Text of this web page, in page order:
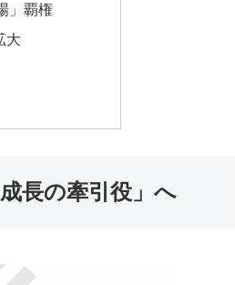
」覇権
大
長の牽引役」へ